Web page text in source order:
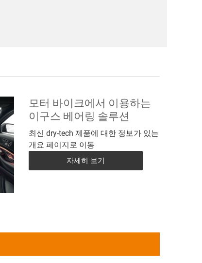
모터 바이크에서 이용하는
이구스 베어링 솔루션
최신 dry-tech 제품에 대한 정보가 있는
개요 페이지로 이동
자세히 보기